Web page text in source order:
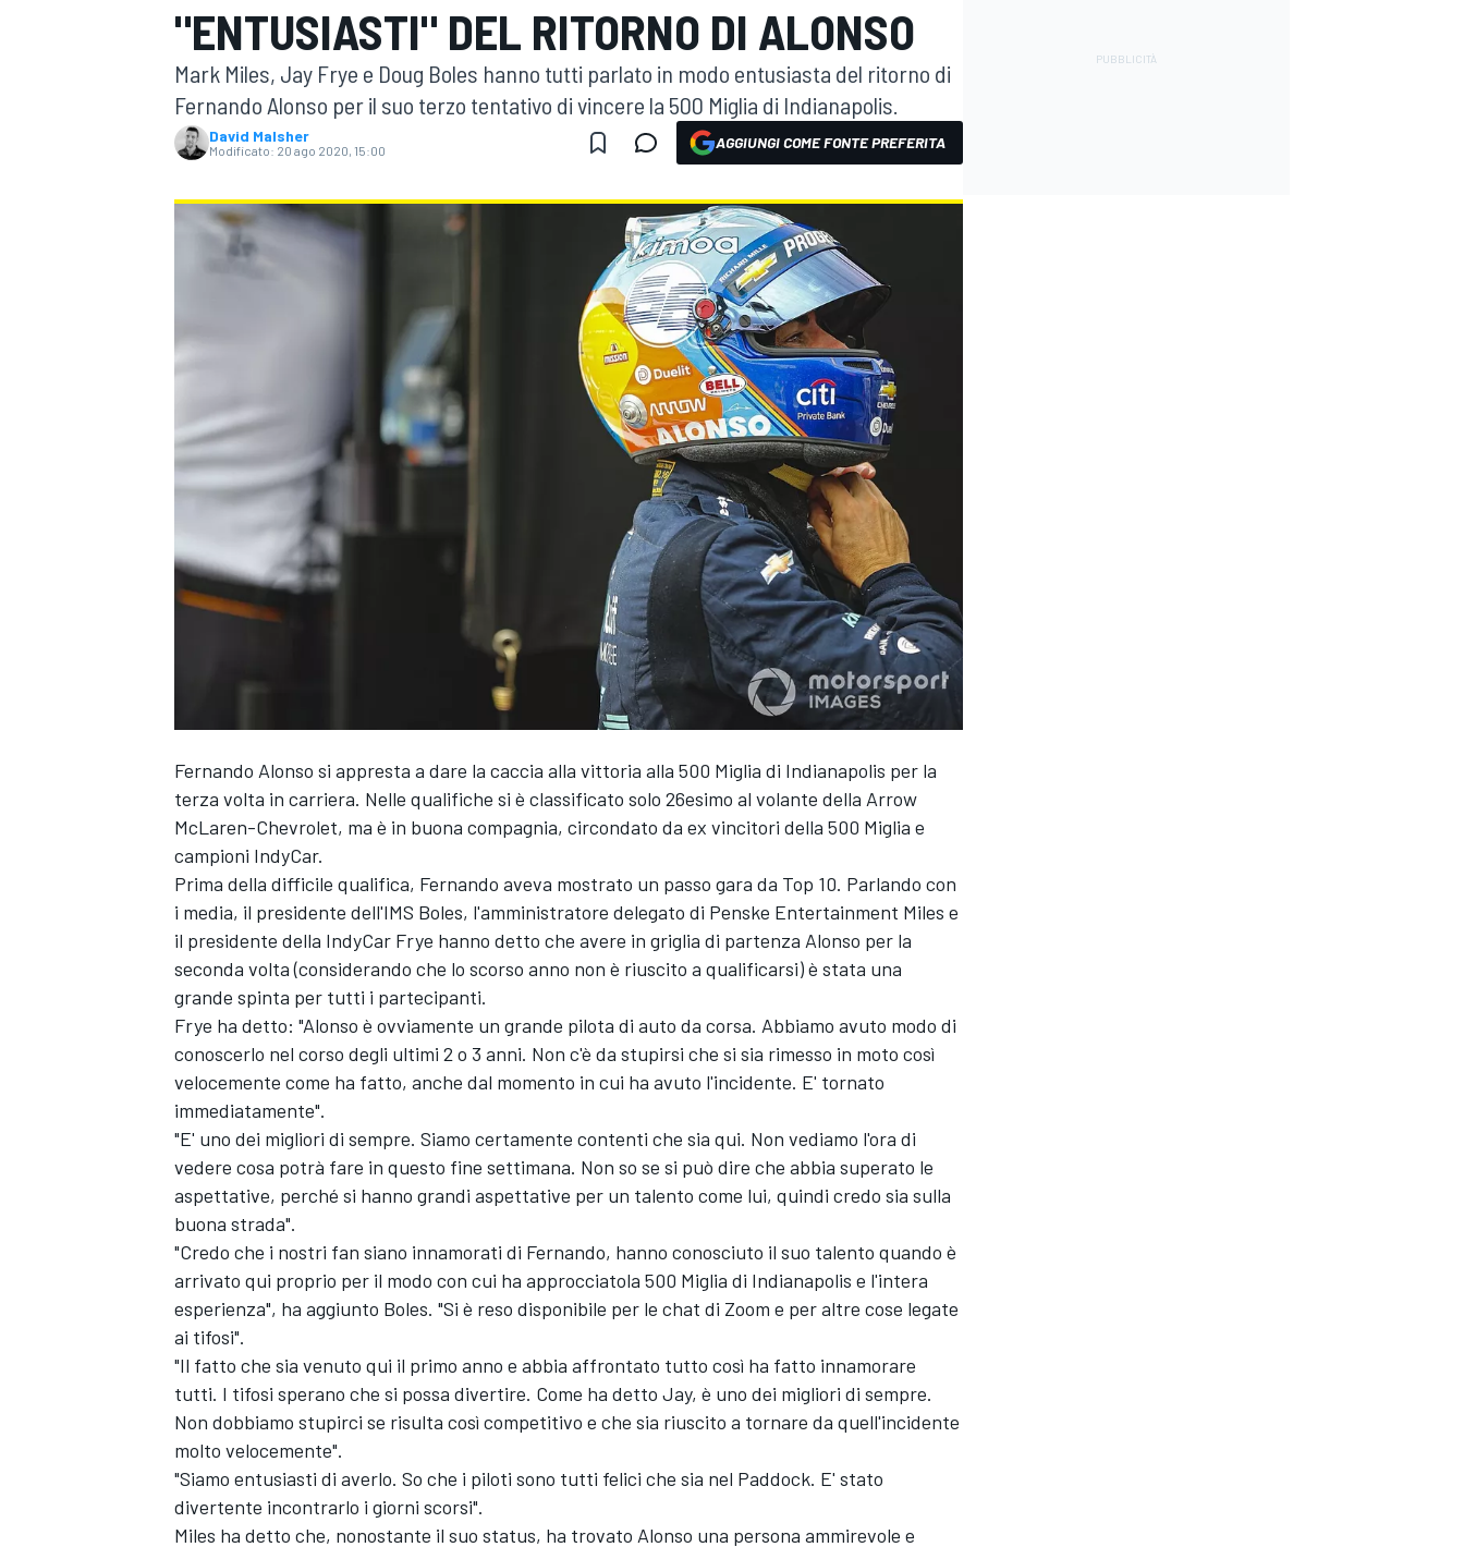
MOTOGP WEC
MONOPOSTO
"ENTUSIASTI" DEL RITORNO DI ALONSO
Mark Miles, Jay Frye e Doug Boles hanno tutti parlato in modo entusiasta del ritorno di
Fernando Alonso per il suo terzo tentativo di vincere la 500 Miglia di Indianapolis.
David Malsher
Modificato: 20 ago 2020, 15:00 AGGIUNGI COME FONTE PREFERITA
Fernando Alonso si appresta a dare la caccia alla vittoria alla 500 Miglia di Indianapolis per la
terza volta in carriera. Nelle qualifiche si è classificato solo 26esimo al volante della Arrow
McLaren-Chevrolet, ma è in buona compagnia, circondato da ex vincitori della 500 Miglia e
campioni IndyCar.
Prima della difficile qualifica, Fernando aveva mostrato un passo gara da Top 10. Parlando con
i media, il presidente dell'IMS Boles, l'amministratore delegato di Penske Entertainment Miles e
il presidente della IndyCar Frye hanno detto che avere in griglia di partenza Alonso per la
seconda volta (considerando che lo scorso anno non è riuscito a qualificarsi) è stata una
grande spinta per tutti i partecipanti.
Frye ha detto: "Alonso è ovviamente un grande pilota di auto da corsa. Abbiamo avuto modo di
conoscerlo nel corso degli ultimi 2 o 3 anni. Non c'è da stupirsi che si sia rimesso in moto così
velocemente come ha fatto, anche dal momento in cui ha avuto l'incidente. E' tornato
immediatamente".
"E' uno dei migliori di sempre. Siamo certamente contenti che sia qui. Non vediamo l'ora di
vedere cosa potrà fare in questo fine settimana. Non so se si può dire che abbia superato le
aspettative, perché si hanno grandi aspettative per un talento come lui, quindi credo sia sulla
buona strada".
"Credo che i nostri fan siano innamorati di Fernando, hanno conosciuto il suo talento quando è
arrivato qui proprio per il modo con cui ha approcciatola 500 Miglia di Indianapolis e l'intera
esperienza", ha aggiunto Boles. "Si è reso disponibile per le chat di Zoom e per altre cose legate
ai tifosi".
"Il fatto che sia venuto qui il primo anno e abbia affrontato tutto così ha fatto innamorare
tutti. I tifosi sperano che si possa divertire. Come ha detto Jay, è uno dei migliori di sempre.
Non dobbiamo stupirci se risulta così competitivo e che sia riuscito a tornare da quell'incidente
molto velocemente".
"Siamo entusiasti di averlo. So che i piloti sono tutti felici che sia nel Paddock. E' stato
divertente incontrarlo i giorni scorsi".
Miles ha detto che, nonostante il suo status, ha trovato Alonso una persona ammirevole e